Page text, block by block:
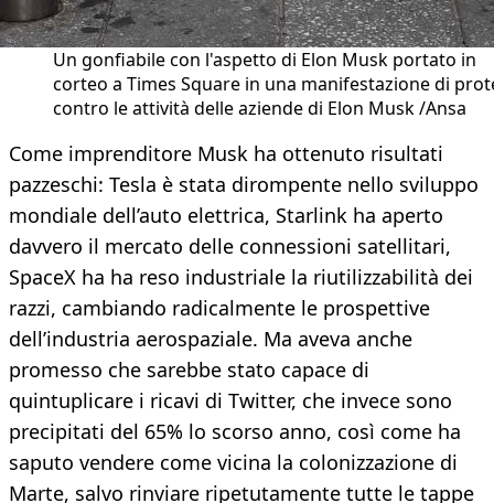
Un gonfiabile con l'aspetto di Elon Musk portato in
corteo a Times Square in una manifestazione di
contro le attività delle aziende di Elon Musk /Ansa
Come imprenditore Musk ha ottenuto risultati
pazzeschi: Tesla è stata dirompente nello sviluppo
mondiale dell’auto elettrica, Starlink ha aperto
davvero il mercato delle connessioni satellitari,
SpaceX ha ha reso industriale la riutilizzabilità dei
razzi, cambiando radicalmente le prospettive
dell’industria aerospaziale. Ma aveva anche
promesso che sarebbe stato capace di
quintuplicare i ricavi di Twitter, che invece sono
precipitati del 65% lo scorso anno, così come ha
saputo vendere come vicina la colonizzazione di
Marte, salvo rinviare ripetutamente tutte le tappe